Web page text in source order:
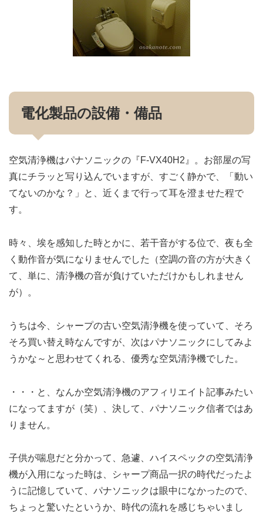
電化製品の設備・備品
空気清浄機はパナソニックの『F-VX40H2』。お部屋の写
真にチラッと写り込んでいますが、すごく静かで、「動い
てないのかな？」と、近くまで行って耳を澄ませた程で
す。
時々、埃を感知した時とかに、若干音がする位で、夜も全
く動作音が気になりませんでした（空調の音の方が大きく
て、単に、清浄機の音が負けていただけかもしれません
が）。
うちは今、シャープの古い空気清浄機を使っていて、そろ
そろ買い替え時なんですが、次はパナソニックにしてみよ
うかな～と思わせてくれる、優秀な空気清浄機でした。
・・・と、なんか空気清浄機のアフィリエイト記事みたい
になってますが（笑）、決して、パナソニック信者ではあ
りません。
子供が喘息だと分かって、急遽、ハイスペックの空気清浄
機が入用になった時は、シャープ商品一択の時代だったよ
うに記憶していて、パナソニックは眼中になかったので、
ちょっと驚いたというか、時代の流れを感じちゃいまし